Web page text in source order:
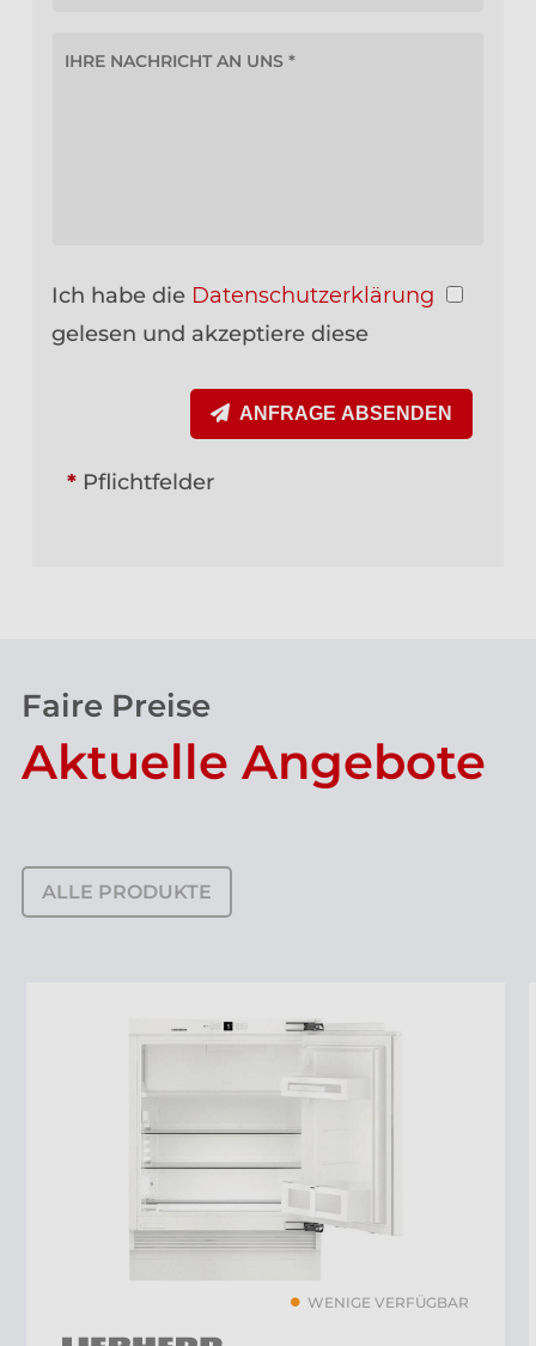
Ich habe die Datenschutzerklärung
gelesen und akzeptiere diese
ANFRAGE ABSENDEN
*Pflichtfelder
Faire Preise
Aktuelle Angebote
ALLE PRODUKTE
WENIGE VERFÜGBAR